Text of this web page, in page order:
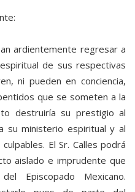
ardientemente regresar a
de sus respectivas
ni pueden en conciencia,
que se someten a la
destruiría su prestigio al
su ministerio espiritual y al
El Sr. Calles podrá
aislado e imprudente que
Episcopado Mexicano.